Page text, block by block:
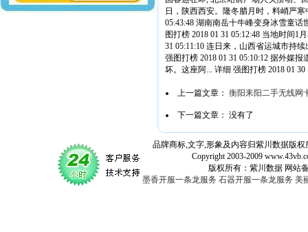
日，陕西西安。隆冬腊月时，料峭严
05:43:48 湖南南岳十牛峰变身冰雪童
图打榜 2018 01 31 05:12:48 当地时间
31 05:11:10 连日来，山西省运城市持
强图打榜 2018 01 31 05:10:12 据外媒
坏。这座阿... 详细 强图打榜 2018 01 30
上一篇文章： 衡阳耒阳二手无线网
下一篇文章： 没有了
品牌商标,文字,形象及内容归紫川数据版权
Copyright 2003-2009 www.43vb.com
版权所有：紫川数据 网站备案登
墨香开服一条龙服务 石器开服一条龙服务 美